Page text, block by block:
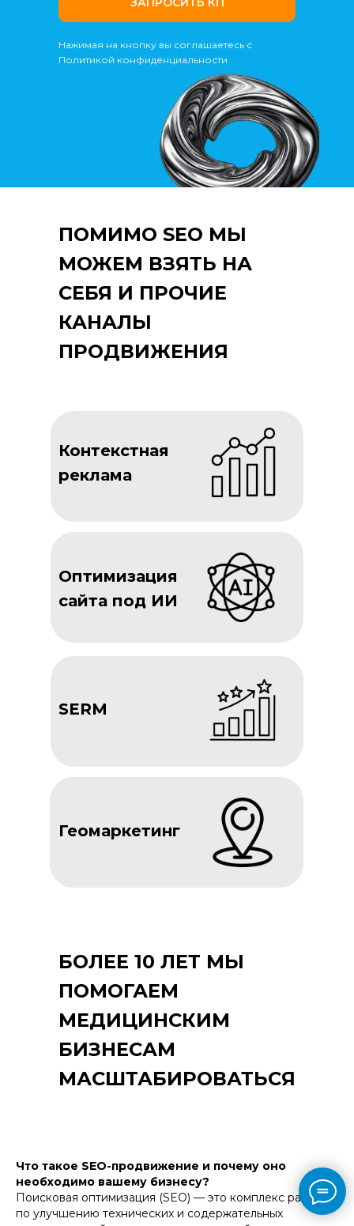
Нажимая на кнопку вы соглашаетесь с
Политикой конфиденциальности
ПОМИМО SEO МЫ
МОЖЕМ ВЗЯТЬ НА
СЕБЯ И ПРОЧИЕ
КАНАЛЫ
ПРОДВИЖЕНИЯ
Контекстная
реклама
SERM
Оптимизация
сайта под ИИ
Геомаркетинг
БОЛЕЕ 10 ЛЕТ МЫ
ПОМОГАЕМ
МЕДИЦИНСКИМ
БИЗНЕСАМ
МАСШТАБИРОВАТЬСЯ
Что такое SEO-продвижение и почему оно
необходимо вашему бизнесу?
Поисковая оптимизация (SEO) — это комплекс работ
по улучшению технических и содержательных